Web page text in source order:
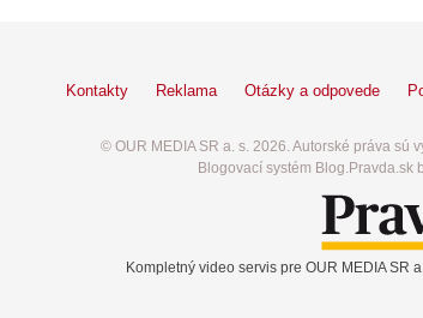
Kontakty Reklama Otázky a odpovede
© OUR MEDIA SR a. s. 2026. Autorské práva sú
Blogovací systém Blog.Pravda.sk
Kompletný video servis pre OUR MEDIA SR